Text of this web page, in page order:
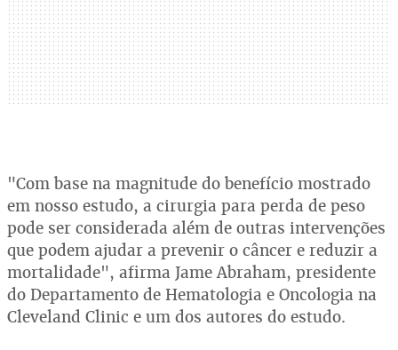
"Com base na magnitude do benefício mostrado
em nosso estudo, a cirurgia para perda de peso
pode ser considerada além de outras intervenções
que podem ajudar a prevenir o câncer e reduzir a
mortalidade", afirma Jame Abraham, presidente
do Departamento de Hematologia e Oncologia na
Cleveland Clinic e um dos autores do estudo.